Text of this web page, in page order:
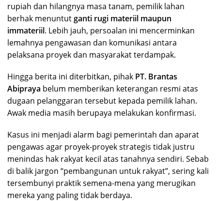
rupiah dan hilangnya masa tanam, pemilik lahan
berhak menuntutganti rugi materiil maupun
immateriil. Lebih jauh, persoalan ini mencerminkan
lemahnya pengawasan dan komunikasi antara
pelaksana proyek dan masyarakat terdampak.
Hingga berita ini diterbitkan, pihak PT. Brantas
Abipraya belum memberikan keterangan resmi atas
dugaan pelanggaran tersebut kepada pemilik lahan.
Awak media masih berupaya melakukan konfirmasi.
Kasus ini menjadi alarm bagi pemerintah dan aparat
pengawas agar proyek-proyek strategis tidak justru
menindas hak rakyat kecil atas tanahnya sendiri. Sebab
di balik jargon “pembangunan untuk rakyat”, sering kali
tersembunyi praktik semena-mena yang merugikan
mereka yang paling tidak berdaya.